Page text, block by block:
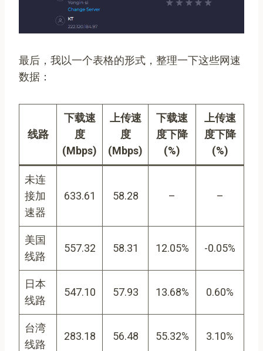
最后，我以一个表格的形式，整理一下这些网速
数据：
线路
下载速
度
(Mbps)
上传速
度
(Mbps)
下载速
度下降
(%)
上传速
度下降
(%)
未连
接加
速器
633.61 58.28 – –
美国
线路
557.32 58.31 12.05% -0.05%
日本
线路
547.10 57.93 13.68% 0.60%
台湾
线路
283.18 56.48 55.32% 3.10%